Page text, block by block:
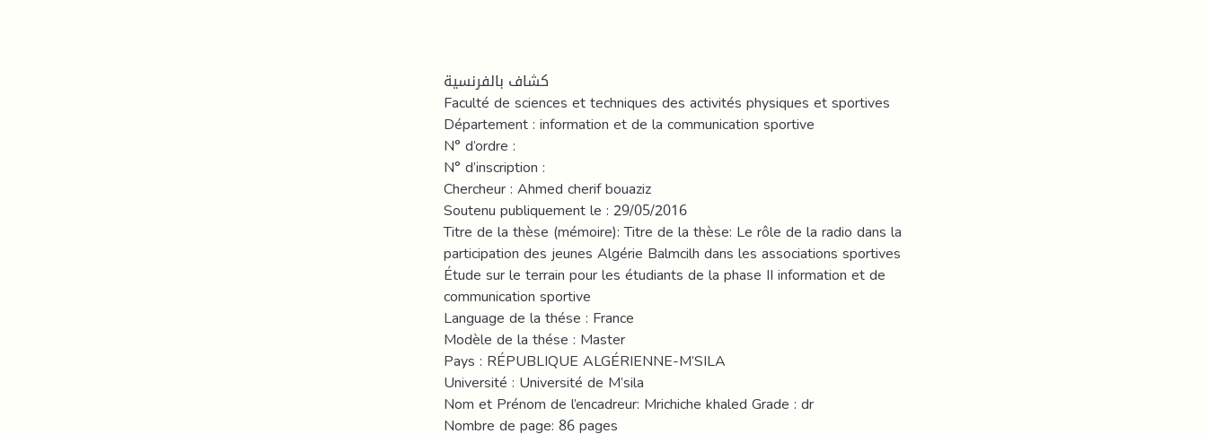
كشاف بالفرنسية
Faculté de sciences et techniques des activités physiques et sportives
Département : information et de la communication sportive
N° d’ordre :
N° d’inscription :
Chercheur : Ahmed cherif bouaziz
Soutenu publiquement le : 29/05/2016
Titre de la thèse (mémoire): Titre de la thèse: Le rôle de la radio dans la
participation des jeunes Algérie Balmcilh dans les associations sportives
Étude sur le terrain pour les étudiants de la phase II information et de
communication sportive
Language de la thése : France
Modèle de la thése : Master
Pays : RÉPUBLIQUE ALGÉRIENNE-M’SILA
Université : Université de M’sila
Nom et Prénom de l’encadreur: Mrichiche khaled Grade : dr
Nombre de page: 86 pages